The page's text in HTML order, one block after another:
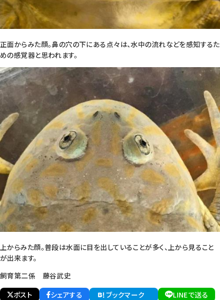
正面からみた顔。鼻の穴の下にある点々は、水中の流れなどを感知するた
めの感覚器と思われます。
上からみた顔。普段は水面に目を出していることが多く、上から見ること
が出来ます。
飼育第二係 藤谷武史
ポスト
シェアする ブックマーク LINEで送る